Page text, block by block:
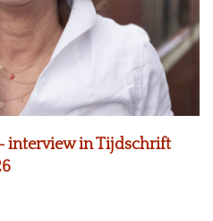
interview in Tijdschrift